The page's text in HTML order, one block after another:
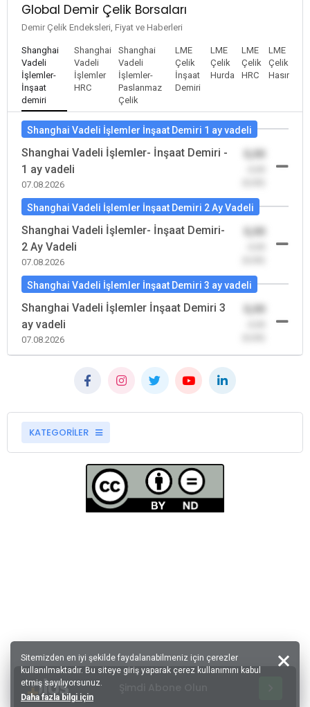
Global Demir Çelik Borsaları
Demir Çelik Endeksleri, Fiyat ve Haberleri
Shanghai
Vadeli
İşlemler-
İnşaat
demiri
Shanghai
Vadeli
İşlemler
HRC
Shanghai
Vadeli
İşlemler-
Paslanmaz
Çelik
LME
Çelik
İnşaat
Demiri
LME
Çelik
Hurda
LME
Çelik
HRC
LME
Çelik
Hasır
Shanghai Vadeli İşlemler İnşaat Demiri 1 ay vadeli
Shanghai Vadeli İşlemler- İnşaat Demiri -
1 ay vadeli
07.08.2026
Shanghai Vadeli İşlemler İnşaat Demiri 2 Ay Vadeli
Shanghai Vadeli İşlemler- İnşaat Demiri-
2 Ay Vadeli
07.08.2026
Shanghai Vadeli İşlemler İnşaat Demiri 3 ay vadeli
Shanghai Vadeli İşlemler İnşaat Demiri 3
ay vadeli
07.08.2026
KATEGORİLER
Sitemizden en iyi şekilde faydalanabilmeniz için çerezler
kullanılmaktadır. Bu siteye giriş yaparak çerez kullanımını kabul
etmiş sayılıyorsunuz.
Daha fazla bilgi için